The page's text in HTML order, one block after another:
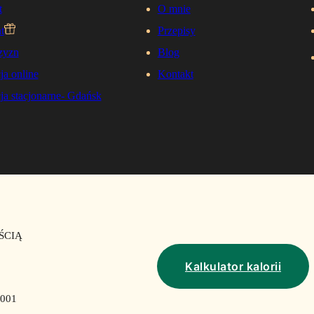
online
stacjonarne- Gdańsk
O mnie
Przepisy
Blog
Kontakt
Kalkulator kalorii